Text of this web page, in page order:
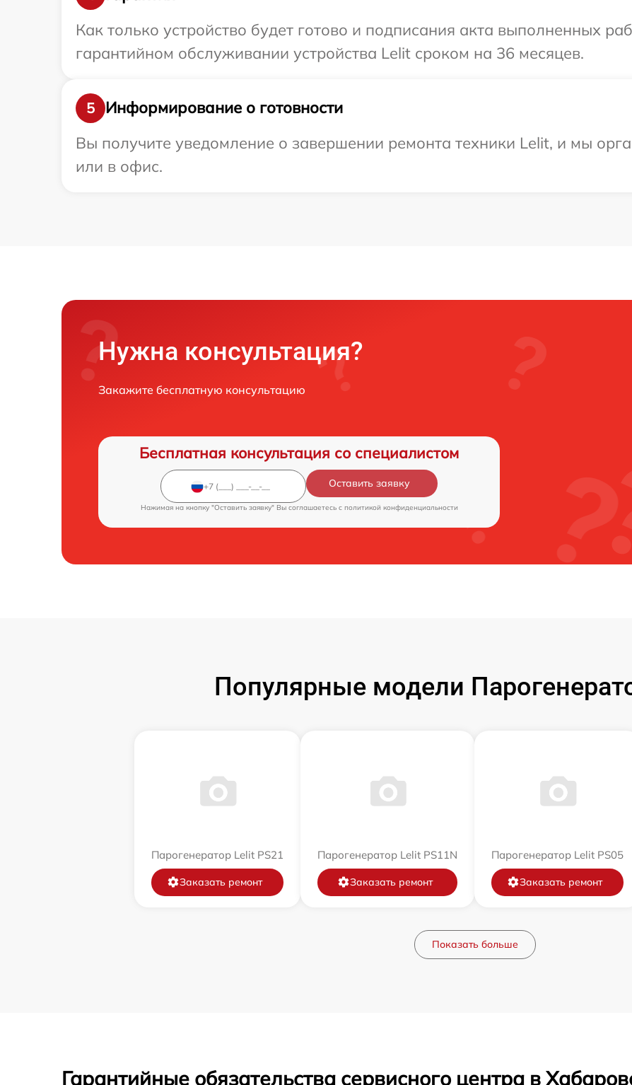
Как только устройство будет готово и подписания акта выполненных
гарантийном обслуживании устройства Lelit сроком на 36 месяцев.
5
Информирование о готовности
Вы получите уведомление о завершении ремонта техники Lelit, и мы
или в офис.
Нужна консультация?
Закажите бесплатную консультацию
Бесплатная консультация со специалистом
Оставить заявку
Нажимая на кнопку "Оставить заявку" Вы соглашаетесь c политикой конфиденциальности
Популярные модели
Парогенератор Lelit PS21
Заказать ремонт
Парогенератор Lelit PS11N
Заказать ремонт
Парогенератор Lelit PS05
Заказать ремонт
Показать больше
Гарантийные обязательства сервисного центра в